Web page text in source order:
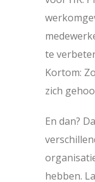
te
Kortom:
zich
En dan?
hebben.